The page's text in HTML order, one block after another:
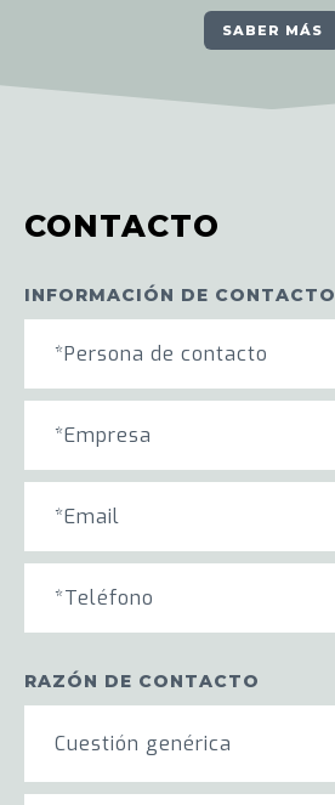
SABER MÁS
CONTACTO
INFORMACIÓN DE CONTACTO
RAZÓN DE CONTACTO
Cuestión genérica